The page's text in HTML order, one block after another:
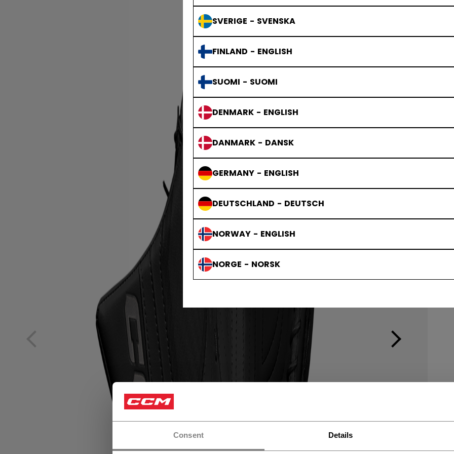
Consent Details
SVERIGE - SVENSKA
FINLAND - ENGLISH
SUOMI - SUOMI
DENMARK - ENGLISH
DANMARK - DANSK
GERMANY - ENGLISH
DEUTSCHLAND - DEUTSCH
NORWAY - ENGLISH
NORGE - NORSK